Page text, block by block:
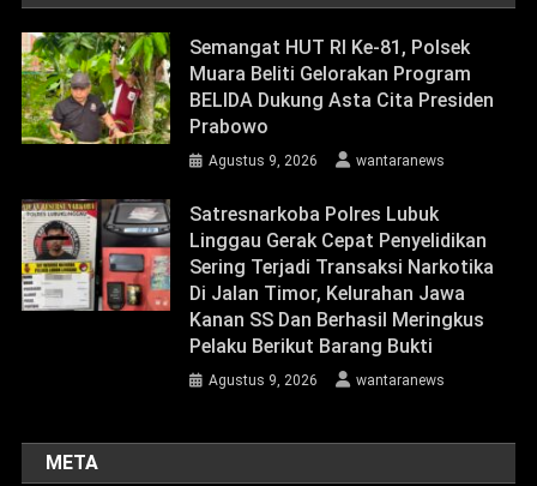
Semangat HUT RI Ke-81, Polsek
Muara Beliti Gelorakan Program
BELIDA Dukung Asta Cita Presiden
Prabowo
Agustus 9, 2026 wantaranews
Satresnarkoba Polres Lubuk
Linggau Gerak Cepat Penyelidikan
Sering Terjadi Transaksi Narkotika
Di Jalan Timor, Kelurahan Jawa
Kanan SS Dan Berhasil Meringkus
Pelaku Berikut Barang Bukti
Agustus 9, 2026 wantaranews
META